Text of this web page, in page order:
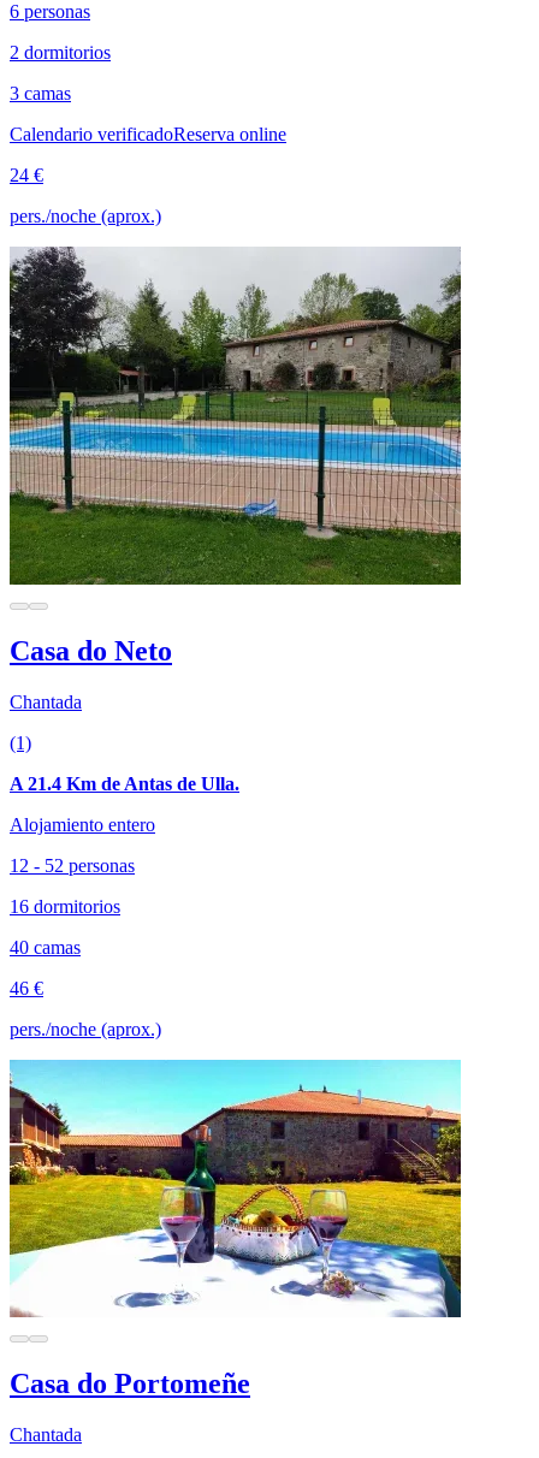
6 personas
2 dormitorios
3 camas
Calendario verificadoReserva online
24 €
pers./noche (aprox.)
Casa do Neto
Chantada
(1)
A 21.4 Km de Antas de Ulla.
Alojamiento entero
12 - 52 personas
16 dormitorios
40 camas
46 €
pers./noche (aprox.)
Casa do Portomeñe
Chantada